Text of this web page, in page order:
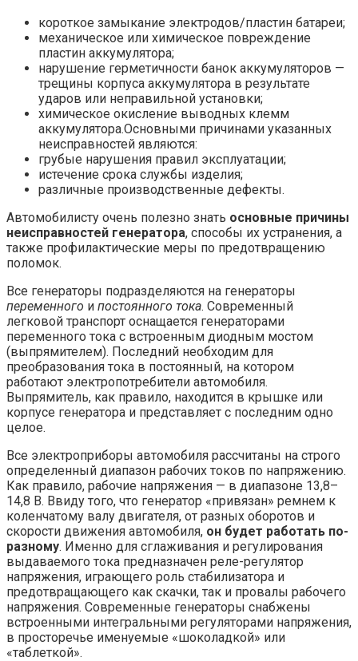
короткое замыкание электродов/пластин батареи;
механическое или химическое повреждение
пластин аккумулятора;
нарушение герметичности банок аккумуляторов —
трещины корпуса аккумулятора в результате
ударов или неправильной установки;
химическое окисление выводных клемм
аккумулятора.Основными причинами указанных
неисправностей являются:
грубые нарушения правил эксплуатации;
истечение срока службы изделия;
различные производственные дефекты.
Автомобилисту очень полезно знать основные причины
неисправностей генератора, способы их устранения, а
также профилактические меры по предотвращению
поломок.
Все генераторы подразделяются на генераторы
переменного и постоянного тока. Современный
легковой транспорт оснащается генераторами
переменного тока с встроенным диодным мостом
(выпрямителем). Последний необходим для
преобразования тока в постоянный, на котором
работают электропотребители автомобиля.
Выпрямитель, как правило, находится в крышке или
корпусе генератора и представляет с последним одно
целое.
Все электроприборы автомобиля рассчитаны на строго
определенный диапазон рабочих токов по напряжению.
Как правило, рабочие напряжения — в диапазоне 13,8–
14,8 В. Ввиду того, что генератор «привязан» ремнем к
коленчатому валу двигателя, от разных оборотов и
скорости движения автомобиля, он будет работать по-
разному. Именно для сглаживания и регулирования
выдаваемого тока предназначен реле-регулятор
напряжения, играющего роль стабилизатора и
предотвращающего как скачки, так и провалы рабочего
напряжения. Современные генераторы снабжены
встроенными интегральными регуляторами напряжения,
в просторечье именуемые «шоколадкой» или
«таблеткой».